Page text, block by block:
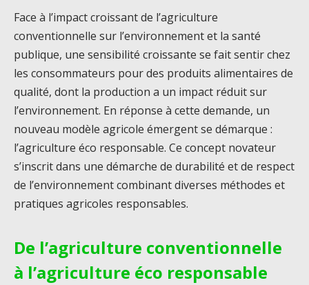
Face à l’impact croissant de l’agriculture
conventionnelle sur l’environnement et la santé
publique, une sensibilité croissante se fait sentir chez
les consommateurs pour des produits alimentaires de
qualité, dont la production a un impact réduit sur
l’environnement. En réponse à cette demande, un
nouveau modèle agricole émergent se démarque :
l’agriculture éco responsable. Ce concept novateur
s’inscrit dans une démarche de durabilité et de respect
de l’environnement combinant diverses méthodes et
pratiques agricoles responsables.
De l’agriculture conventionnelle
à l’agriculture éco responsable